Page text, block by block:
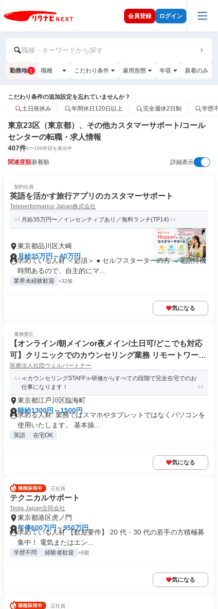
会員登録 ログイン
職種・キーワードから探す
勤務地 1 職種 こだわり条件 雇用形態 年収 新着のみ
こだわり条件の追加設定を忘れていませんか？
土日祝休み
年間休日120日以上 完全週休2日制 学歴
東京23区（東京都）、その他カスタマーサポート/コール
センターの転職・求人情報
407件1〜100件目を表示中
関連度順新着順 詳細表示
契約社員
英語を活かす旅行アプリのカスタマーサポート
Teleperformance Japan株式会社
月給35万円〜／インセンティブあり／無料ランチ(TP14)
東京都品川区大崎
月給35万円～40万円
求めている人材 ＜必須＞ ● セルフスターターの方 →電話待機
時間あるので、自主的にマ...
業界未経験歓迎 +32個
気になる
業務委託
【オンライン/朝メインor夜メイン/土日可/どこでも対応
可】クリニックでのカウンセリング業務 リモートワーク
でのPCスキルが身につく!
医療法人社団ウェルパートナー
≪カウンセリングSTAFF≫研修からすべての段階で完全在宅でのお
仕事になります！
東京都江戸川区臨海町
時給1300円～1500円
求める人材: 業務ではスマホやタブレットではなくパソコンを
使用いたします。 基本操...
英語 在宅OK
気になる
正社員
テクニカルサポート
Tesla Japan合同会社
東京都港区虎ノ門
年俸600万円～950万円
求めている人材 【歓迎要件】 20 代・30 代の若手の方積極募
集中！ 電気またはエン...
学歴不問 経験者歓迎 +8個
気になる
正社員